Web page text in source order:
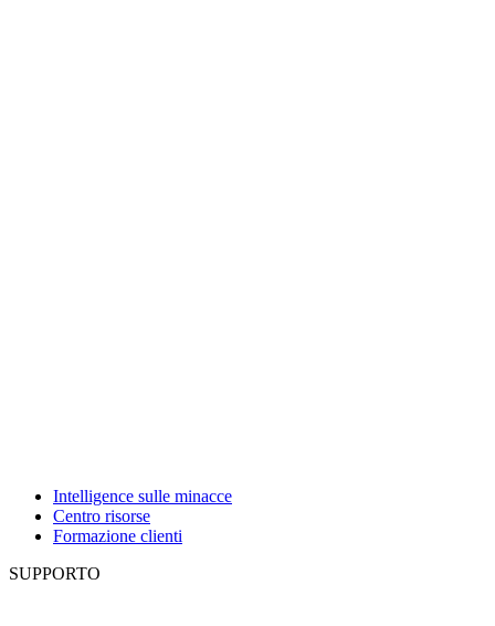
Intelligence sulle minacce
Centro risorse
Formazione clienti
SUPPORTO